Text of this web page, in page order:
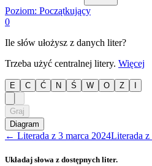
Poziom: Początkujący
0
Ile słów ułożysz z danych liter?
Trzeba użyć centralnej litery. Więcej
E C Ć N Ś W O Z
Graj
Diagram
← Literada z 3 marca 2024Literada z
Układaj słowa z dostępnych liter.